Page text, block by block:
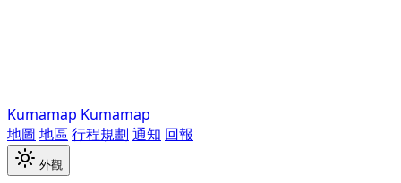
Kumamap Kumamap
地圖 地區 行程規劃 通知 回報
外觀